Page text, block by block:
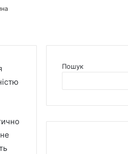
Пошук